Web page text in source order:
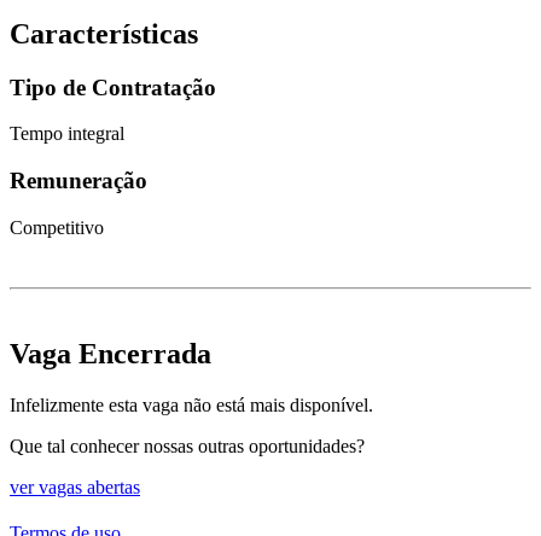
Características
Tipo de Contratação
Tempo integral
Remuneração
Competitivo
Vaga Encerrada
Infelizmente esta vaga não está mais disponível.
Que tal conhecer nossas outras oportunidades?
ver vagas abertas